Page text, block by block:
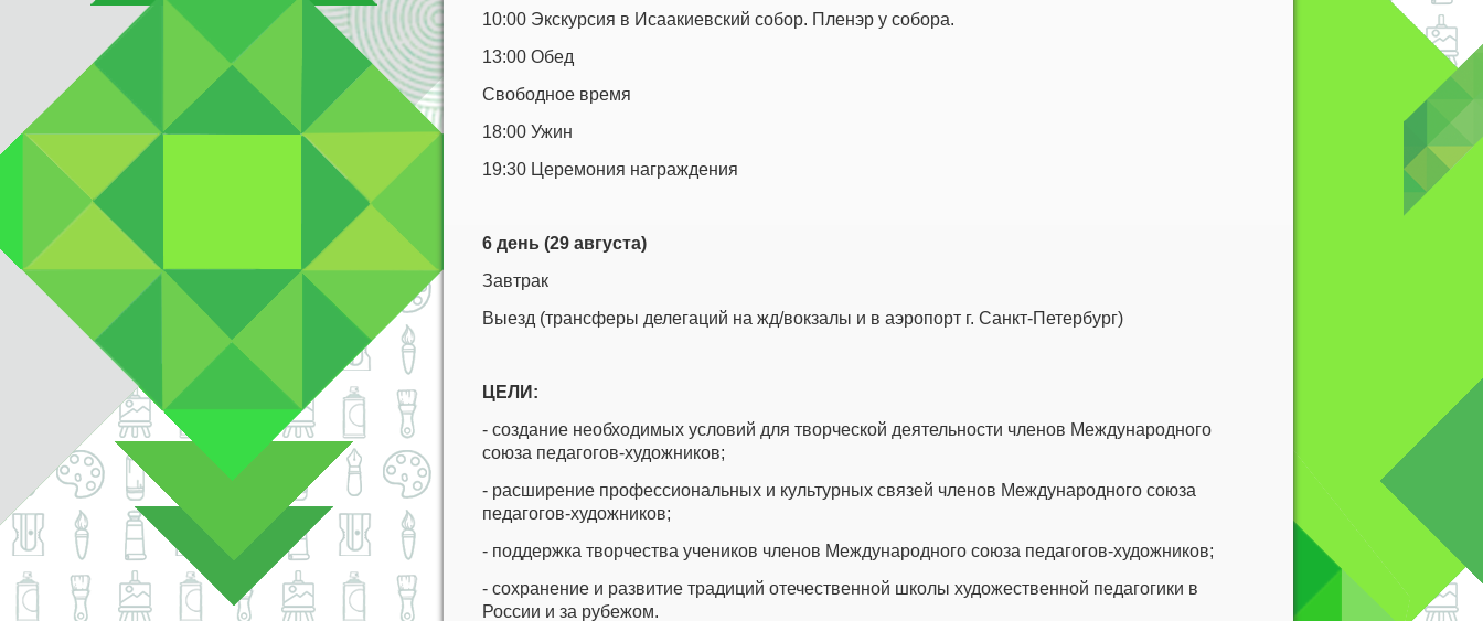
10:00 Экскурсия в Исаакиевский собор. Пленэр у собора.
13:00 Обед
Свободное время
18:00 Ужин
19:30 Церемония награждения
6 день (29 августа)
Завтрак
Выезд (трансферы делегаций на жд/вокзалы и в аэропорт г. Санкт-Петербург)
ЦЕЛИ:
- создание необходимых условий для творческой деятельности членов Международного
союза педагогов-художников;
- расширение профессиональных и культурных связей членов Международного союза
педагогов-художников;
- поддержка творчества учеников членов Международного союза педагогов-художников;
- сохранение и развитие традиций отечественной школы художественной педагогики в
России и за рубежом.